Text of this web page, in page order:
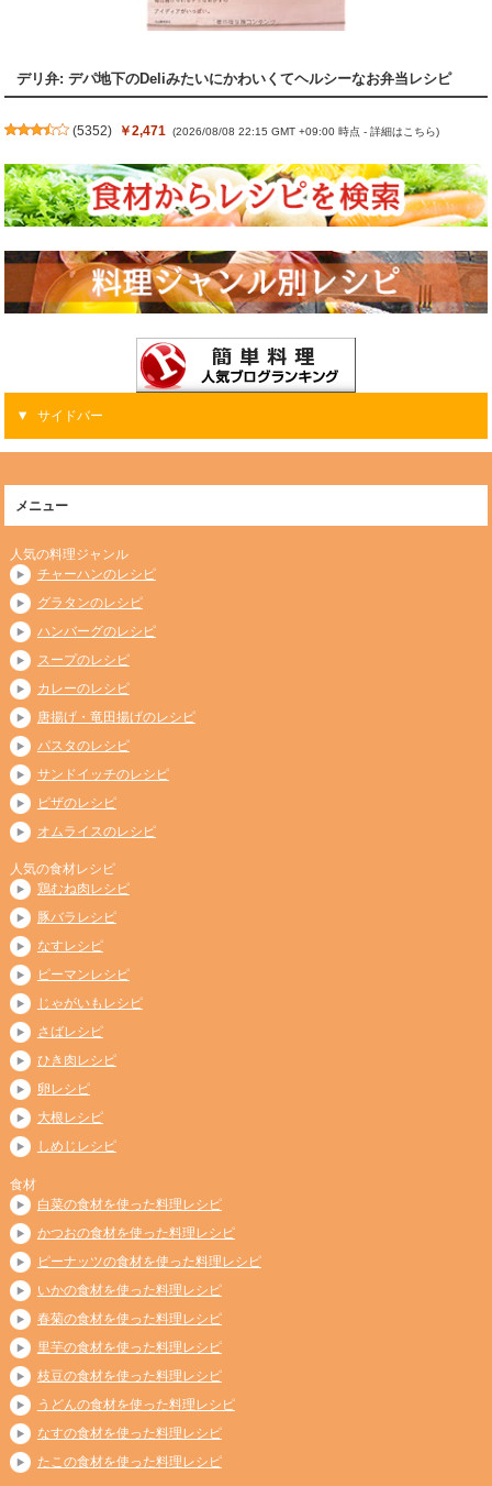
デリ弁: デパ地下のDeliみたいにかわいくてヘルシーなお弁当レシピ
(5352) ￥2,471 (2026/08/08 22:15 GMT +09:00 時点 -詳細はこちら)
サイドバー
メニュー
人気の料理ジャンル
チャーハンのレシピ
グラタンのレシピ
ハンバーグのレシピ
スープのレシピ
カレーのレシピ
唐揚げ・竜田揚げのレシピ
パスタのレシピ
サンドイッチのレシピ
ピザのレシピ
オムライスのレシピ
人気の食材レシピ
鶏むね肉レシピ
豚バラレシピ
なすレシピ
ピーマンレシピ
じゃがいもレシピ
さばレシピ
ひき肉レシピ
卵レシピ
大根レシピ
しめじレシピ
食材
白菜の食材を使った料理レシピ
かつおの食材を使った料理レシピ
ピーナッツの食材を使った料理レシピ
いかの食材を使った料理レシピ
春菊の食材を使った料理レシピ
里芋の食材を使った料理レシピ
枝豆の食材を使った料理レシピ
うどんの食材を使った料理レシピ
なすの食材を使った料理レシピ
たこの食材を使った料理レシピ